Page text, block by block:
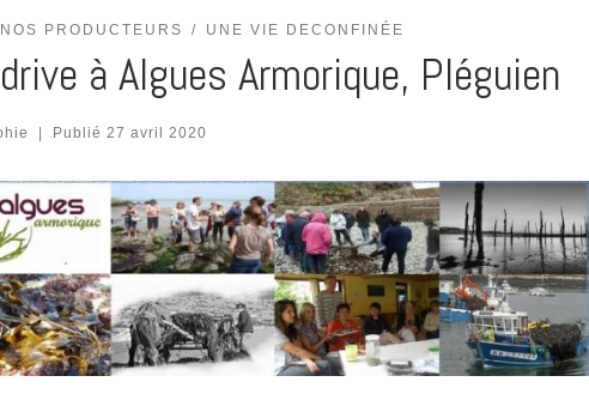
PRODUCTEURS UNE VIE DECONFINÉE
à Algues Armorique, Pléguien
| Publié 27 avril 2020